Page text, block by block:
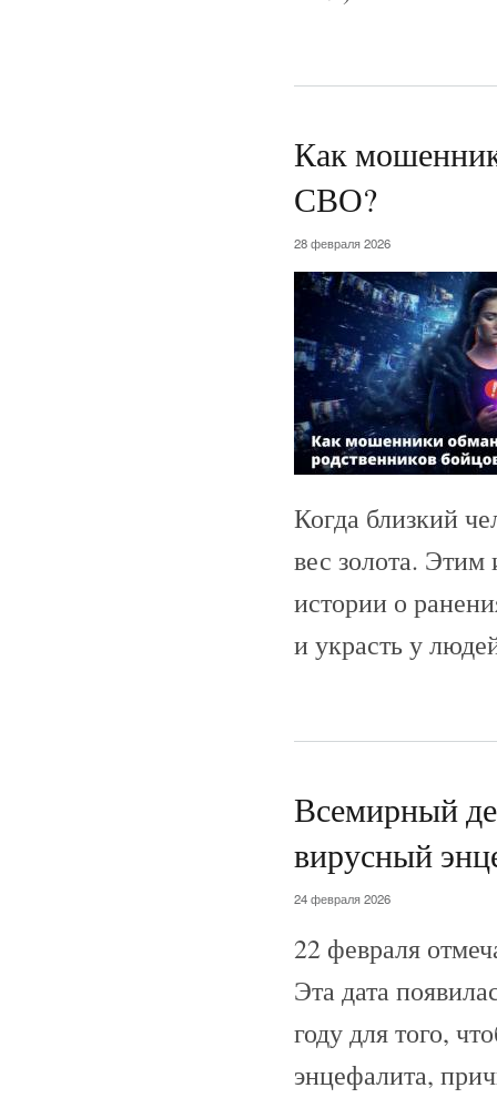
Как
СВО?
28 февраля 2026
Когда близкий
вес золота.
истории о
и украсть у
Всемирный
вирусный
24 февраля 2026
22 февраля
Эта дата
году для того,
энцефалита,